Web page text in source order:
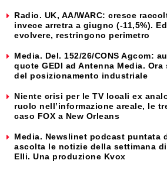
Radio. UK, AA/WARC: cresce
invece arretra a giugno (-11,5%).
evolvere, restringono perimetro
Media. Del. 152/26/CONS Agcom:
quote GEDI ad Antenna Media.
del posizionamento industriale
Niente crisi per le TV locali ex
ruolo nell’informazione areale, le
caso FOX a New Orleans
Media. Newslinet podcast puntata
ascolta le notizie della settimana
Elli. Una produzione Kvox